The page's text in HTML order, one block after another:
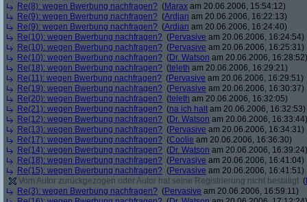
Re(8): wegen Bwerbung nachfragen? (Marax am 20.06.2006, 15:54:12)
Re(9): wegen Bwerbung nachfragen? (Ardjan am 20.06.2006, 16:22:13)
Re(9): wegen Bwerbung nachfragen? (Ardjan am 20.06.2006, 16:24:40)
Re(10): wegen Bwerbung nachfragen? (Pervasive am 20.06.2006, 16:24:54)
Re(10): wegen Bwerbung nachfragen? (Pervasive am 20.06.2006, 16:25:31)
Re(10): wegen Bwerbung nachfragen? (Dr. Watson am 20.06.2006, 16:28:52)
Re(18): wegen Bwerbung nachfragen? (teleth am 20.06.2006, 16:29:21)
Re(11): wegen Bwerbung nachfragen? (Pervasive am 20.06.2006, 16:29:51)
Re(19): wegen Bwerbung nachfragen? (Pervasive am 20.06.2006, 16:30:37)
Re(20): wegen Bwerbung nachfragen? (teleth am 20.06.2006, 16:32:05)
Re(21): wegen Bwerbung nachfragen? (na ich halt am 20.06.2006, 16:32:53)
Re(12): wegen Bwerbung nachfragen? (Dr. Watson am 20.06.2006, 16:33:44)
Re(13): wegen Bwerbung nachfragen? (Pervasive am 20.06.2006, 16:34:31)
Re(17): wegen Bwerbung nachfragen? (Coolie am 20.06.2006, 16:36:30)
Re(14): wegen Bwerbung nachfragen? (Dr. Watson am 20.06.2006, 16:39:24)
Re(18): wegen Bwerbung nachfragen? (Pervasive am 20.06.2006, 16:41:04)
Re(15): wegen Bwerbung nachfragen? (Pervasive am 20.06.2006, 16:41:51)
Vom Autor zurückgezogen oder Autor hat seine Registrierung nicht bestätigt (
Re(3): wegen Bwerbung nachfragen? (Pervasive am 20.06.2006, 16:59:11)